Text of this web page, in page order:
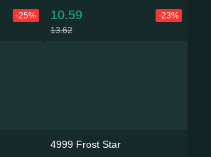
-25%
10.59
-23%
13.62
4999 Frost Star